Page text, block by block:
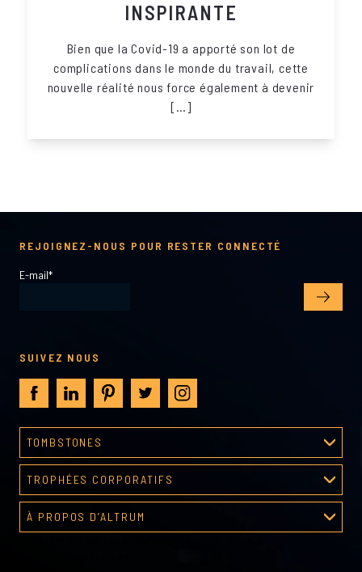
INSPIRANTE
Bien que la Covid-19 a apporté son lot de
complications dans le monde du travail, cette
nouvelle réalité nous force également à devenir
[…]
TOMBSTONES
Processus de création
Galerie tombstones
TROPHÉES CORPORATIFS
Galerie de récompenses
À PROPOS D’ALTRUM
REJOIGNEZ-NOUS POUR RESTER CONNECTÉ
E-mail*
SUIVEZ NOUS